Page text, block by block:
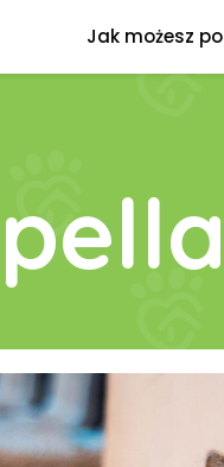
Jak możesz